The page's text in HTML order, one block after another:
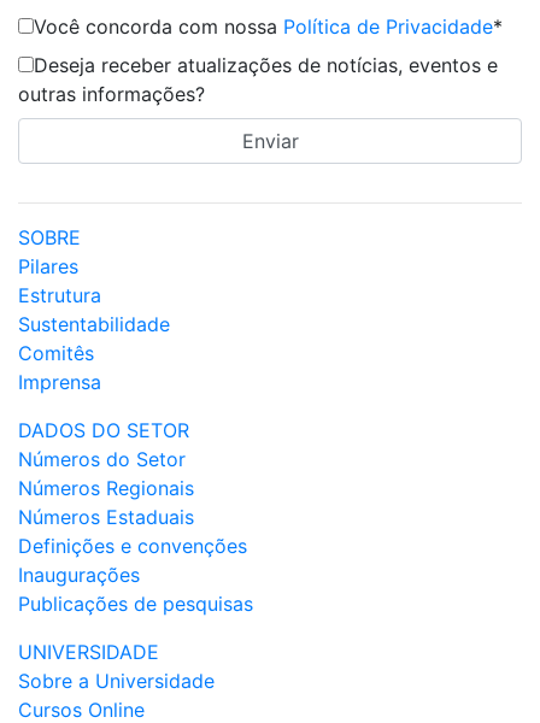
Você concorda com nossa Política de Privacidade*
Deseja receber atualizações de notícias, eventos e
outras informações?
SOBRE
Pilares
Estrutura
Sustentabilidade
Comitês
Imprensa
DADOS DO SETOR
Números do Setor
Números Regionais
Números Estaduais
Definições e convenções
Inaugurações
Publicações de pesquisas
UNIVERSIDADE
Sobre a Universidade
Cursos Online